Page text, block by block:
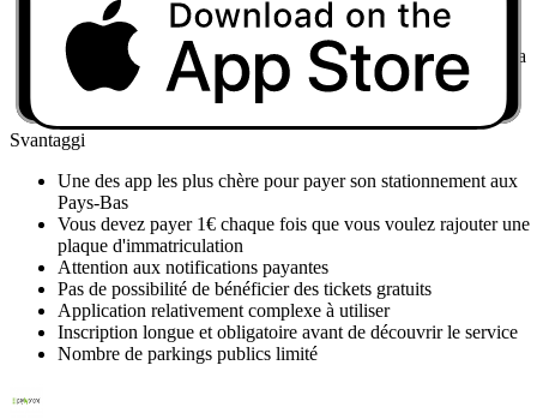
Possibilité de payer son stationnement dans certains parking
publics
Choix de la zone de stationnement en choisissant le code de la
zone ou en cliquant sur la carte
Possibilité d'ajouter certaines zones en favoris
Svantaggi
Une des app les plus chère pour payer son stationnement aux
Pays-Bas
Vous devez payer 1€ chaque fois que vous voulez rajouter une
plaque d'immatriculation
Attention aux notifications payantes
Pas de possibilité de bénéficier des tickets gratuits
Application relativement complexe à utiliser
Inscription longue et obligatoire avant de découvrir le service
Nombre de parkings publics limité